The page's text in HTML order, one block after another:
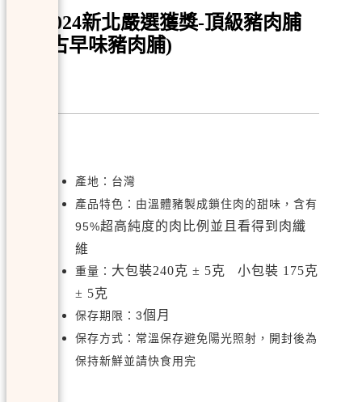
2024新北嚴選獲獎-頂級豬肉脯
(古早味豬肉脯)
產地：台灣
產品特色：由溫體豬製成鎖住肉的甜味，含有
95%超高純度的肉比例並且看得到肉纖
維
重量： 大包裝240克 ± 5克 小包裝 175克
± 5克
保存期限：3個月
保存方式：常溫保存避免陽光照射，開封後為
保持新鮮並請快食用完